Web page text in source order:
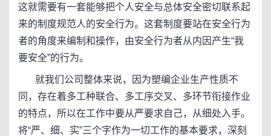
这就需要有一套能够把个人安全与总体安全密切联系起
来的制度规范人的安全行为。这套制度要站在安全行为
者的角度来编制和操作，由安全行为者从内因产生“我
要安全”的行为。
就我们公司整体来说，因为塑编企业生产性质不
同，存在着多工种联合、多工序交叉、多环节衔接作业
的特点，所以在工作中要从严要求自己，从细处入手。
将“严、细、实”三个字作为一切工作的基本要求，深刻